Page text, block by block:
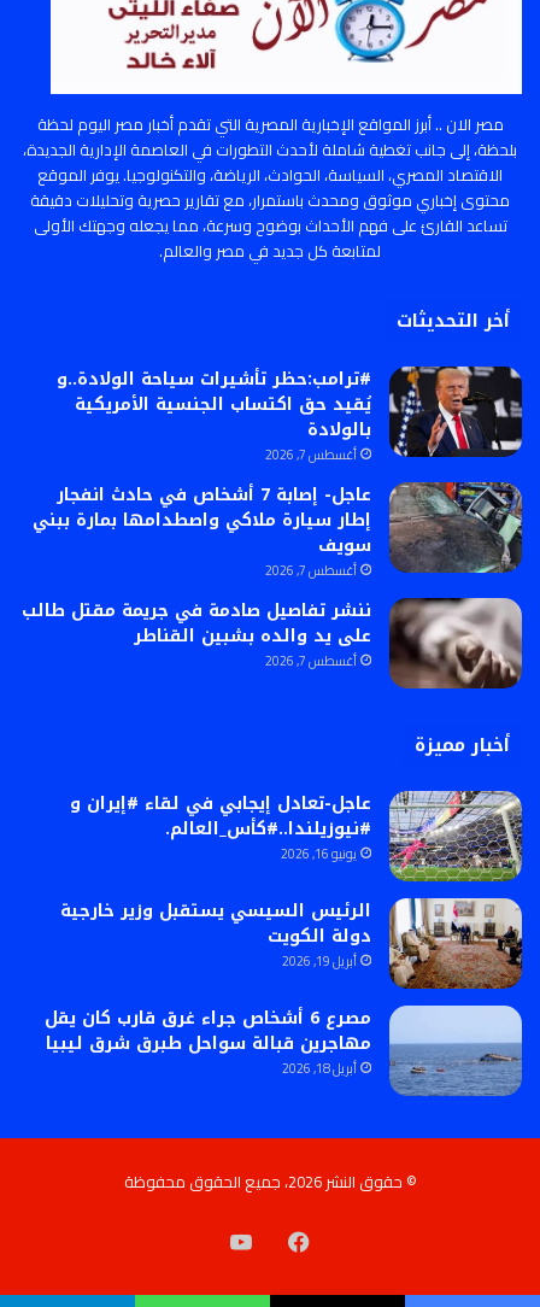
مصر الان .. أبرز المواقع الإخبارية المصرية التي تقدم أخبار مصر اليوم لحظة
بلحظة، إلى جانب تغطية شاملة لأحدث التطورات في العاصمة الإدارية الجديدة،
الاقتصاد المصري، السياسة، الحوادث، الرياضة، والتكنولوجيا. يوفر الموقع
محتوى إخباري موثوق ومحدث باستمرار، مع تقارير حصرية وتحليلات دقيقة
تساعد القارئ على فهم الأحداث بوضوح وسرعة، مما يجعله وجهتك الأولى
لمتابعة كل جديد في مصر والعالم.
أخر التحديثات
#ترامب:حظر تأشيرات سياحة الولادة..و
يُقيد حق اكتساب الجنسية الأمريكية
بالولادة
أغسطس 7, 2026
عاجل- إصابة 7 أشخاص في حادث انفجار
إطار سيارة ملاكي واصطدامها بمارة ببني
سويف
أغسطس 7, 2026
ننشر تفاصيل صادمة في جريمة مقتل طالب
على يد والده بشبين القناطر
أغسطس 7, 2026
أخبار مميزة
عاجل-تعادل إيجابي في لقاء #إيران و
#نيوزيلندا..#كأس_العالم.
يونيو 16, 2026
الرئيس السيسي يستقبل وزير خارجية
دولة الكويت
أبريل 19, 2026
مصرع 6 أشخاص جراء غرق قارب كان يقل
مهاجرين قبالة سواحل طبرق شرق ليبيا
أبريل 18, 2026
© حقوق النشر 2026، جميع الحقوق محفوظة
فيسبوك‫YouTube